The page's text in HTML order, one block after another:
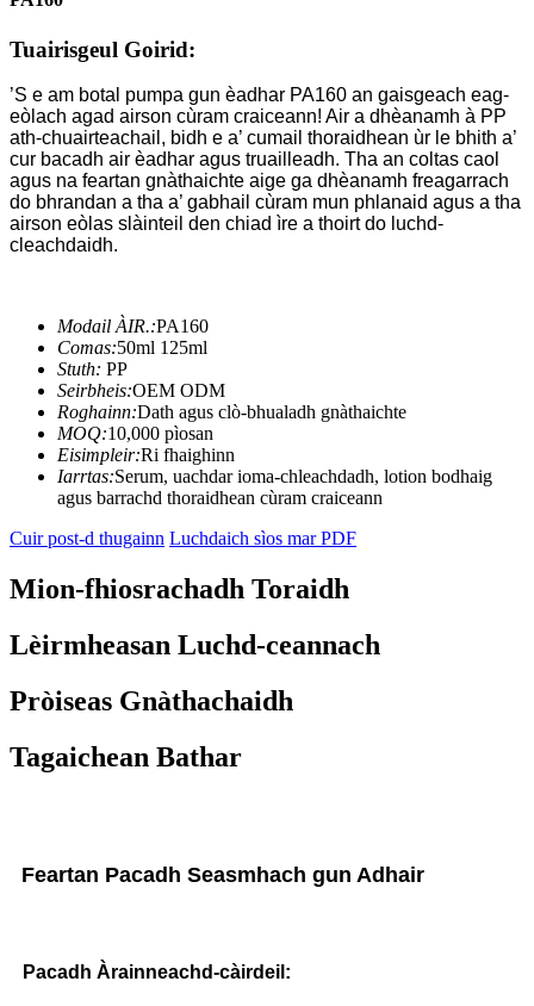
Tuairisgeul Goirid:
’S e am botal pumpa gun èadhar PA160 an gaisgeach eag-
eòlach agad airson cùram craiceann! Air a dhèanamh à PP
ath-chuairteachail, bidh e a’ cumail thoraidhean ùr le bhith a’
cur bacadh air èadhar agus truailleadh. Tha an coltas caol
agus na feartan gnàthaichte aige ga dhèanamh freagarrach
do bhrandan a tha a’ gabhail cùram mun phlanaid agus a tha
airson eòlas slàinteil den chiad ìre a thoirt do luchd-
cleachdaidh.
Modail ÀIR.:PA160
Comas:50ml 125ml
Stuth: PP
Seirbheis:OEM ODM
Roghainn:Dath agus clò-bhualadh gnàthaichte
MOQ:10,000 pìosan
Eisimpleir:Ri fhaighinn
Iarrtas:Serum, uachdar ioma-chleachdadh, lotion bodhaig
agus barrachd thoraidhean cùram craiceann
Cuir post-d thugainn Luchdaich sìos mar PDF
Mion-fhiosrachadh Toraidh
Lèirmheasan Luchd-ceannach
Pròiseas Gnàthachaidh
Tagaichean Bathar
Feartan Pacadh Seasmhach gun Adhair
Pacadh Àrainneachd-càirdeil: